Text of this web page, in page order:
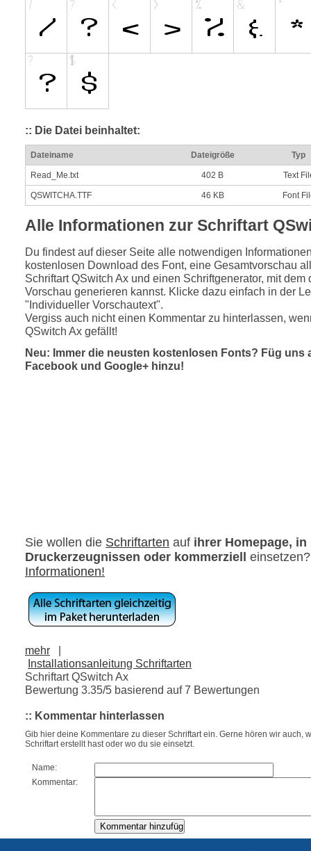
:: Die Datei beinhaltet:
Dateiname Dateigröße Typ
Read_Me.txt 402 B Text
QSWITCHA.TTF 46 KB Font
Alle Informationen zur Schriftart
Du findest auf dieser Seite alle notwendigen
kostenlosen Download des Font, eine Gesamtvorschau
Schriftart QSwitch Ax und einen Schriftgenerator, mit
Vorschau generieren kannst. Klicke dazu einfach in der
"Individueller Vorschautext".
Vergiss auch nicht einen Kommentar zu hinterlassen,
QSwitch Ax gefällt!
Neu: Immer die neusten kostenlosen Fonts? Füg uns
Facebook und Google+ hinzu!
Sie wollen die Schriftarten auf ihrer Homepage, in
Druckerzeugnissen oder kommerziell
Informationen!
mehr
|
Installationsanleitung Schriftarten
Schriftart QSwitch Ax
Bewertung 3.35/5 basierend auf7 Bewertungen
:: Kommentar hinterlassen
Gib hier deine Kommentare zu dieser Schriftart ein. Gerne hören wir auch,
Schriftart erstellt hast oder wo du sie einsetzt.
Name:
Kommentar: